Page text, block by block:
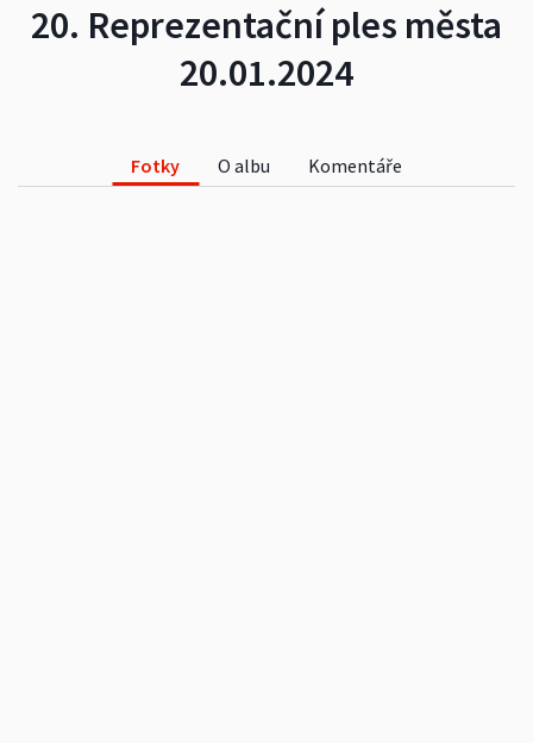
20. Reprezentační ples města
20.01.2024
Fotky O albu Komentáře